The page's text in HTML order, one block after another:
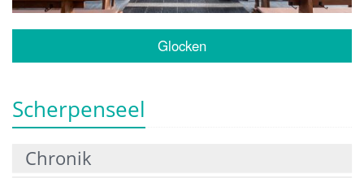
Glocken
Scherpenseel
Chronik